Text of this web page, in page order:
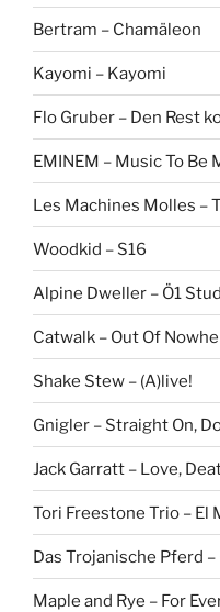
Bertram – Chamäleon
Kayomi – Kayomi
Flo Gruber – Den Rest
EMINEM – Music To Be
Les Machines Molles –
Woodkid – S16
Alpine Dweller – Ö1
Catwalk – Out Of
Shake Stew – (A)live!
Gnigler – Straight On,
Jack Garratt – Love,
Tori Freestone Trio – El
Das Trojanische Pferd
Maple and Rye – For